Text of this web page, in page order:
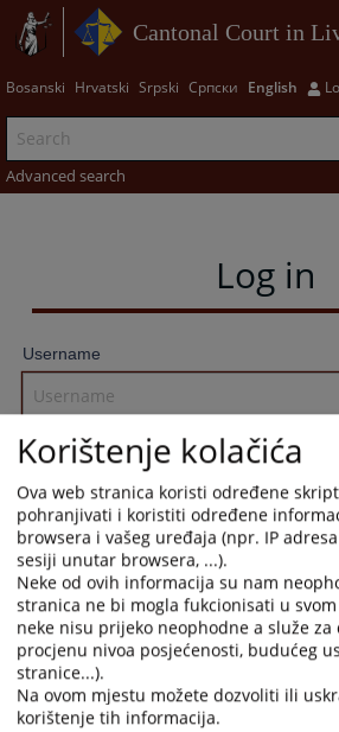
Cantonal Court in
Bosanski Hrvatski Srpski Српски English
Advanced search
Log in
Username
Password
Remember me
Log in
Forgot your password?
Become a member?
Korištenje kolačića
Ova web stranica koristi određene
pohranjivati i koristiti određene
browsera i vašeg uređaja (npr. IP
sesiji unutar browsera, ...).
Neke od ovih informacija su nam
stranica ne bi mogla fukcionisati u
neke nisu prijeko neophodne a služe
procjenu nivoa posjećenosti, budućeg
stranice...).
Na ovom mjestu možete dozvoliti ili
korištenje tih informacija.